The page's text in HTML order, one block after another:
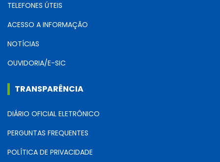
TELEFONES ÚTEIS
ACESSO A INFORMAÇÃO
NOTÍCIAS
OUVIDORIA/E-SIC
TRANSPARÊNCIA
DIÁRIO OFICIAL ELETRÔNICO
PERGUNTAS FREQUENTES
POLÍTICA DE PRIVACIDADE